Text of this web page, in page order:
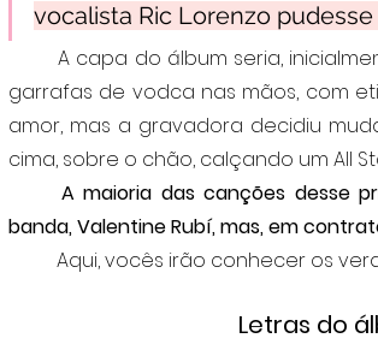
vocalista Ric Lorenzo
A capa do álbum seria,
garrafas de vodca nas mãos, com
amor, mas a gravadora decidiu
cima, sobre o chão, calçando um All
A maioria das canções desse
banda, Valentine Rubí, mas, em
Aqui, vocês irão conhecer os
Letras do